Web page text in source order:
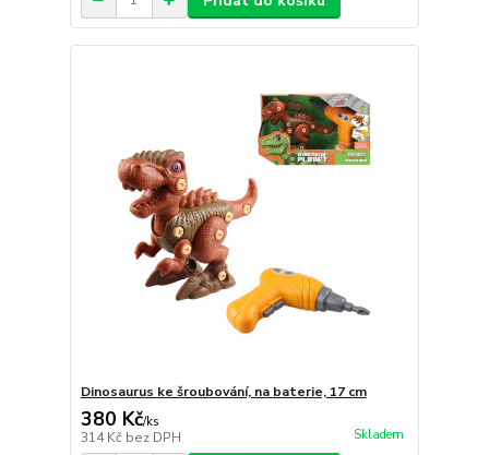
Dinosaurus ke šroubování, na baterie, 17 cm
380 Kč/ks
314 Kč bez DPH Skladem